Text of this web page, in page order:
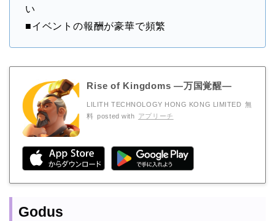
い
■イベントの報酬が豪華で頻繁
Rise of Kingdoms ―万国覚醒―
LILITH TECHNOLOGY HONG KONG LIMITED 無
料 posted with アプリーチ
Godus